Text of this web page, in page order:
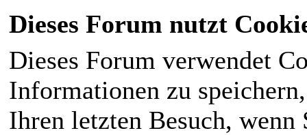
Dieses Forum nutzt
Dieses Forum verwendet
Informationen zu
Ihren letzten Besuch,